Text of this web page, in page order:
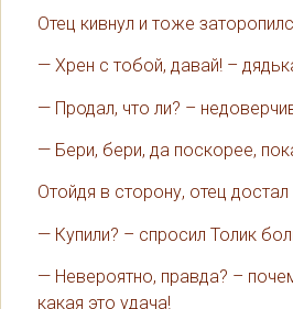
Отец кивнул и тоже
— Хрен с тобой, давай! –
— Продал, что ли? –
— Бери, бери, да поскорее,
Отойдя в сторону, отец
— Купили? – спросил Толик
— Невероятно, правда? –
какая это удача!